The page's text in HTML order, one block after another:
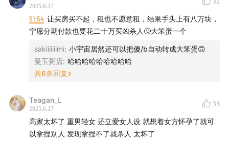
56:11 片尾
感谢【七 西 品 牌】对本期节目的支持。
本期节目推荐七西夏凉被&纳凉垫：可以说是夏季必备床
品了！凉被冰凉亲肤不闷热，冷柔双面的设计，凉面滑
感觉超清爽，可以直接贴肤睡，又舒服又安全。而且全部
可机洗，好收纳，配色也是满满的氛围感！
2025.6.17
51:54 让买房买不起，租也不愿意租，结果手头上有八万块，
宁愿分期付款也要花二十万买凶杀人🙄大笨蛋一个
sakiiiiiiimi: 小宇宙居然还可以把傻/b自动转成大笨蛋🙃
曼玉粥店: 哈哈哈哈哈哈哈哈哈
共6条回复
Teagan_L
2025.6.17
33
高家太坏了 重男轻女 还立爱女人设 就想着女方怀孕了就可
以拿捏别人 发现拿捏不了就杀人 太坏了